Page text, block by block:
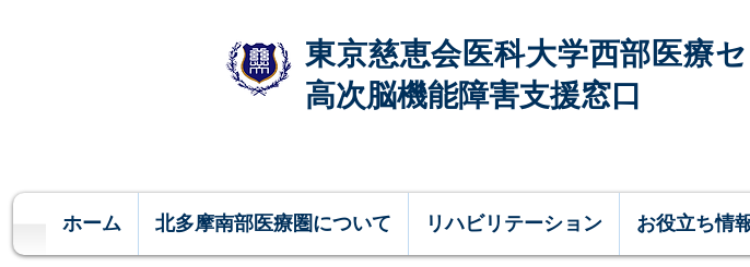
東京慈恵会医科大学西部医療
高次脳​機能障害支援窓口
ホーム 北多摩南部医療圏について リハビリテーション お役立ち情